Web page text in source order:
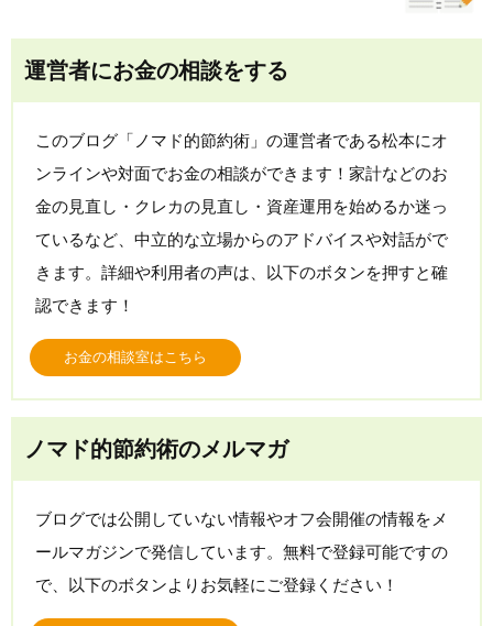
運営者にお金の相談をする
このブログ「ノマド的節約術」の運営者である松本にオ
ンラインや対面でお金の相談ができます！家計などのお
金の見直し・クレカの見直し・資産運用を始めるか迷っ
ているなど、中立的な立場からのアドバイスや対話がで
きます。詳細や利用者の声は、以下のボタンを押すと確
認できます！
お金の相談室はこちら
ノマド的節約術のメルマガ
ブログでは公開していない情報やオフ会開催の情報をメ
ールマガジンで発信しています。無料で登録可能ですの
で、以下のボタンよりお気軽にご登録ください！